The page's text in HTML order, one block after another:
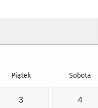
Piątek Sobota
3 4